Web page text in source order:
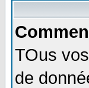
TOus
de